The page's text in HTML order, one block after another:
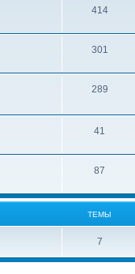
414
301
289
41
87
ТЕМЫ
7